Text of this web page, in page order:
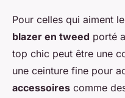
Pour celles qui aiment
blazer en tweed porté
top chic peut être une
une ceinture fine pour
accessoires comme